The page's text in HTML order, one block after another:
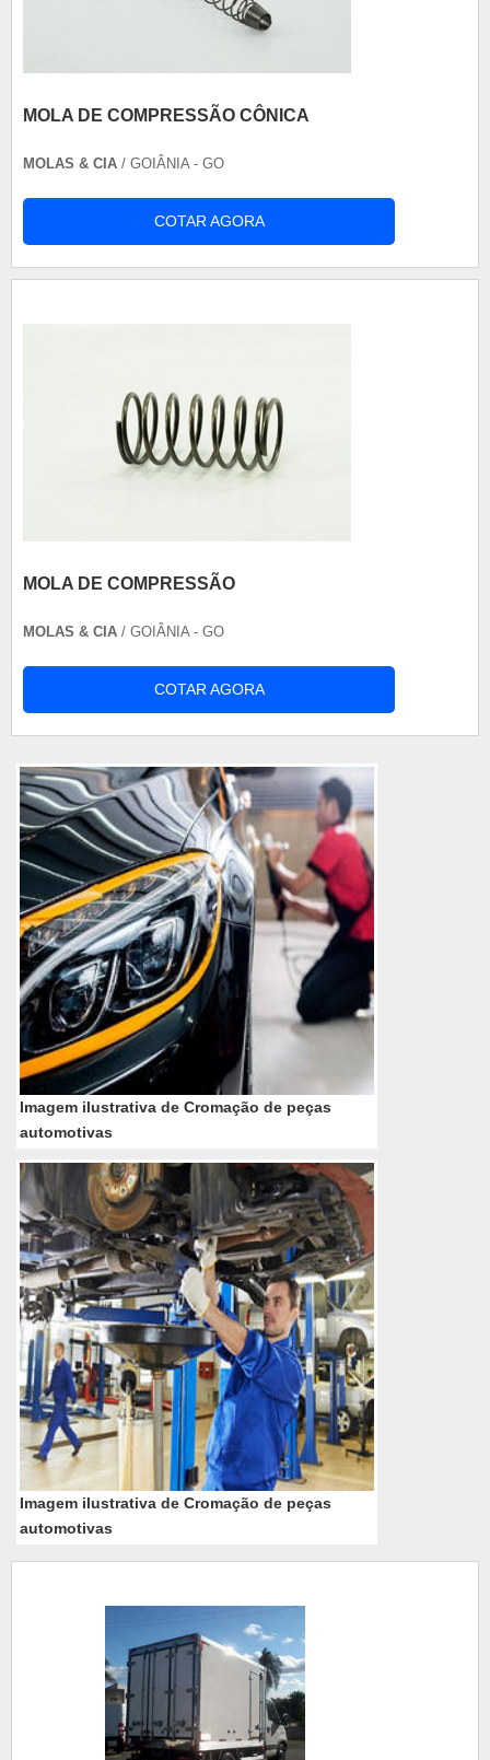
MOLA DE COMPRESSÃO CÔNICA
MOLAS & CIA / GOIÂNIA - GO
COTAR AGORA
MOLA DE COMPRESSÃO
MOLAS & CIA / GOIÂNIA - GO
COTAR AGORA
Imagem ilustrativa de Cromação de peças
automotivas
Imagem ilustrativa de Cromação de peças
automotivas